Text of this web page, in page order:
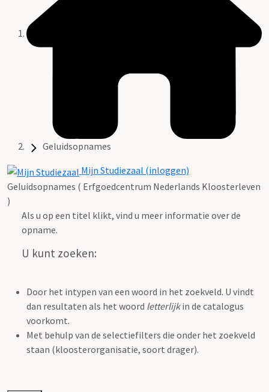
Geluidsopnames
Mijn Studiezaal (inloggen)
Geluidsopnames ( Erfgoedcentrum Nederlands Kloosterleven
)
Als u op een titel klikt, vind u meer informatie over de
opname.
U kunt zoeken:
Door het intypen van een woord in het zoekveld. U vindt
dan resultaten als het woord letterlijkin de catalogus
voorkomt.
Met behulp van de selectiefilters die onder het zoekveld
staan (kloosterorganisatie, soort drager).